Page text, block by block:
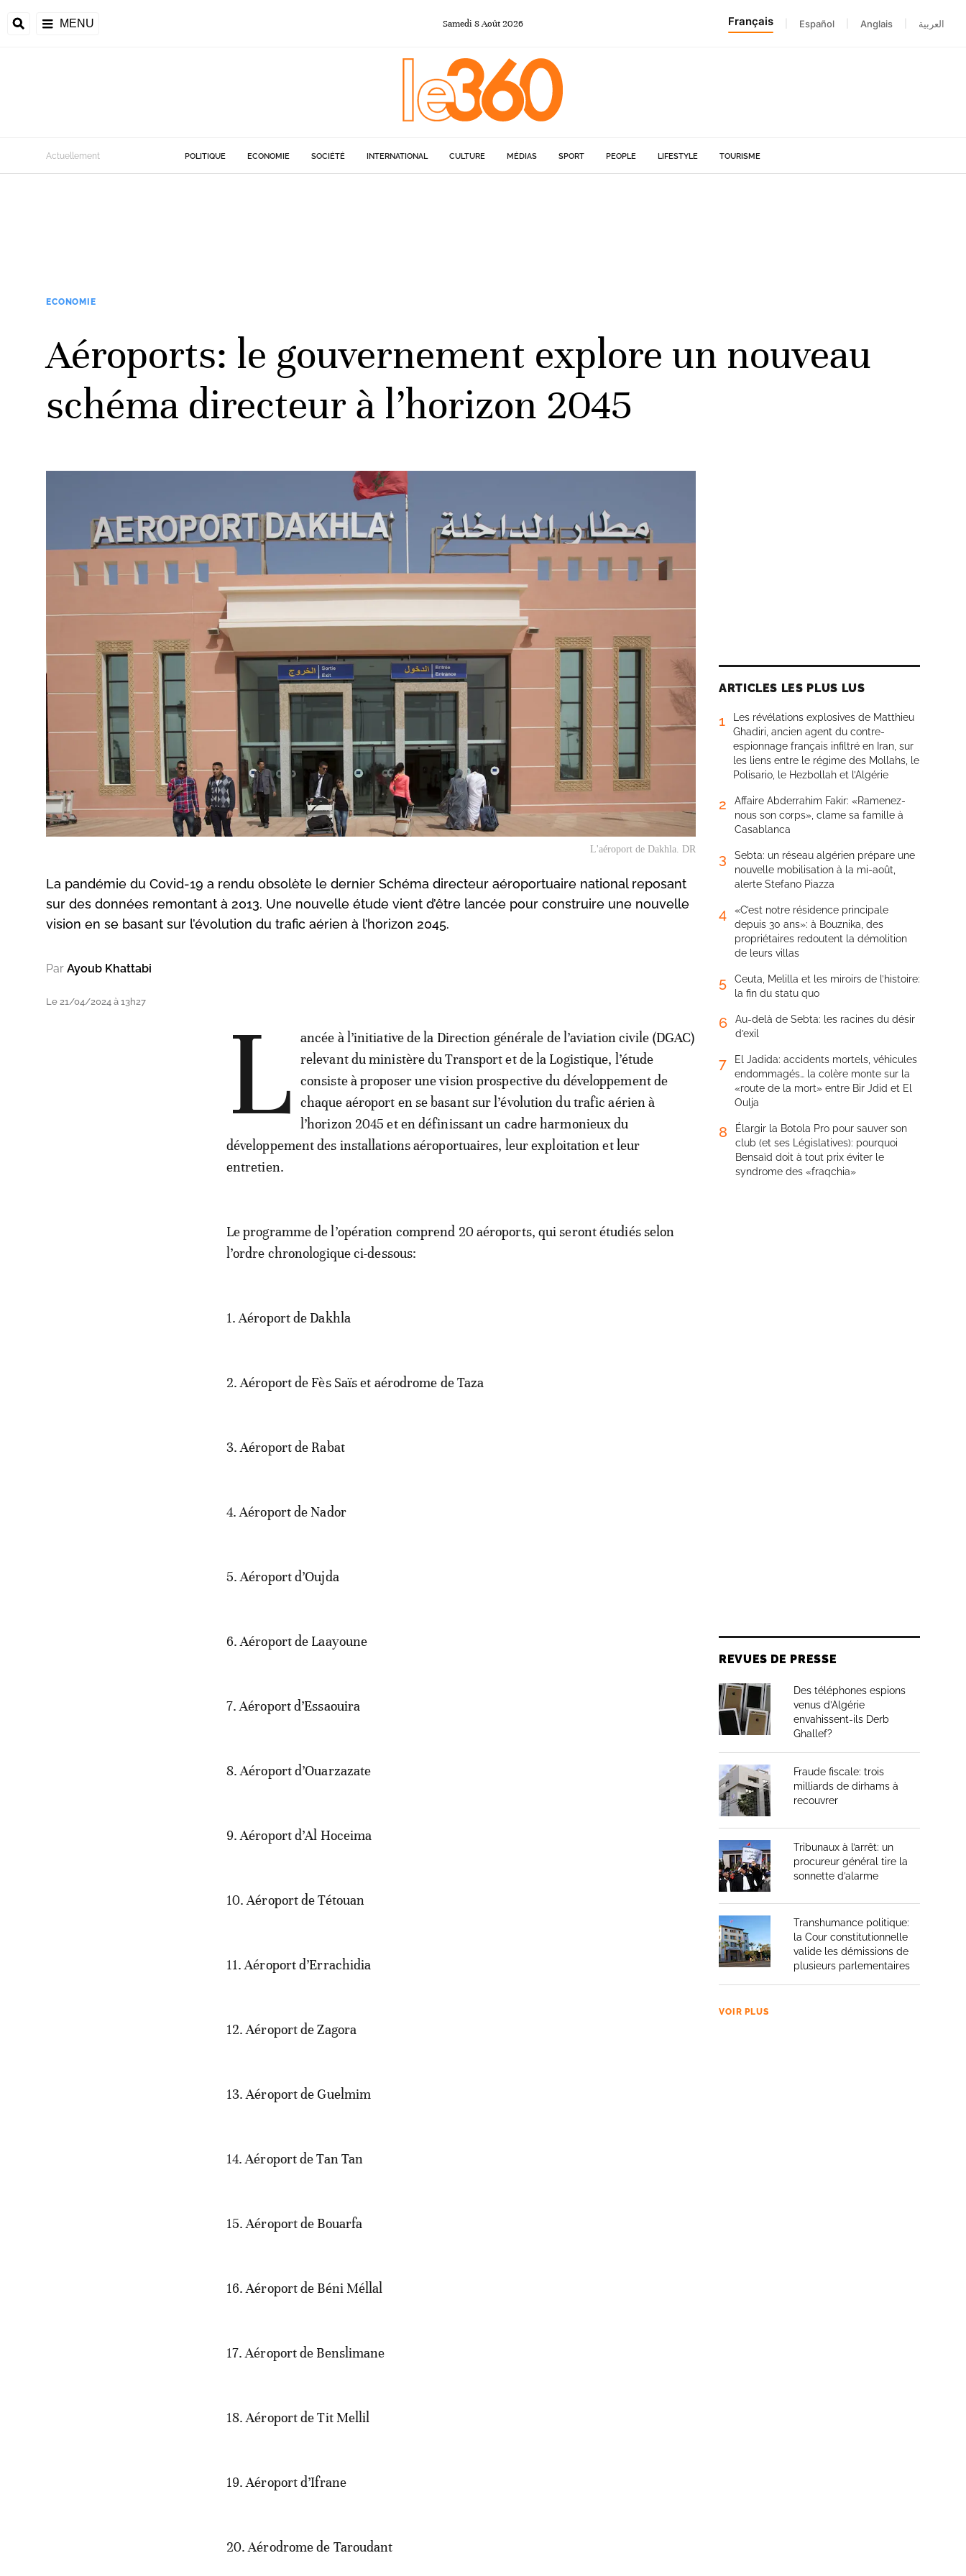
MENU Samedi 8Août2026 Français Español Anglais العربية
Actuellement POLITIQUE ECONOMIE SOCIÉTÉ INTERNATIONAL CULTURE MÉDIAS SPORT PEOPLE LIFESTYLE TOURISME
ECONOMIE
Aéroports: le gouvernement explore un nouveau
schéma directeur à l’horizon 2045
L'aéroport de Dakhla. DR
La pandémie du Covid-19 a rendu obsolète le dernier Schéma directeur aéroportuaire national reposant
sur des données remontant à 2013. Une nouvelle étude vient d’être lancée pour construire une nouvelle
vision en se basant sur l’évolution du trafic aérien à l’horizon 2045.
Par Ayoub Khattabi
Le 21/04/2024 à 13h27 L
ancée à l’initiative de la Direction générale de l’aviation civile (DGAC)
relevant du ministère du Transport et de la Logistique, l’étude
consiste à proposer une vision prospective du développement de
chaque aéroport en se basant sur l’évolution du trafic aérien à
l’horizon 2045 et en définissant un cadre harmonieux du
développement des installations aéroportuaires, leur exploitation et leur
entretien.
Le programme de l’opération comprend 20 aéroports, qui seront étudiés selon
l’ordre chronologique ci-dessous:
1. Aéroport de Dakhla
2. Aéroport de Fès Saïs et aérodrome de Taza
3. Aéroport de Rabat
4. Aéroport de Nador
5. Aéroport d’Oujda
6. Aéroport de Laayoune
7. Aéroport d’Essaouira
8. Aéroport d’Ouarzazate
9. Aéroport d’Al Hoceima
10. Aéroport de Tétouan
11. Aéroport d’Errachidia
12. Aéroport de Zagora
13. Aéroport de Guelmim
14. Aéroport de Tan Tan
15. Aéroport de Bouarfa
16. Aéroport de Béni Méllal
17. Aéroport de Benslimane
18. Aéroport de Tit Mellil
19. Aéroport d’Ifrane
20. Aérodrome de Taroudant
ARTICLES LES PLUS LUS
1
Les révélations explosives de Matthieu
Ghadiri, ancien agent du contre-
espionnage français infiltré en Iran, sur
les liens entre le régime des Mollahs, le
Polisario, le Hezbollah et l’Algérie
2
Affaire Abderrahim Fakir: «Ramenez-
nous son corps», clame sa famille à
Casablanca
3
Sebta: un réseau algérien prépare une
nouvelle mobilisation à la mi-août,
alerte Stefano Piazza
4
«C’est notre résidence principale
depuis 30 ans»: à Bouznika, des
propriétaires redoutent la démolition
de leurs villas
5
Ceuta, Melilla et les miroirs de l’histoire:
la fin du statu quo
6
Au-delà de Sebta: les racines du désir
d’exil
7
El Jadida: accidents mortels, véhicules
endommagés… la colère monte sur la
«route de la mort» entre Bir Jdid et El
Oulja
8
Élargir la Botola Pro pour sauver son
club (et ses Législatives): pourquoi
Bensaïd doit à tout prix éviter le
syndrome des «fraqchia»
REVUES DE PRESSE
Des téléphones espions
venus d’Algérie
envahissent-ils Derb
Ghallef?
Fraude fiscale: trois
milliards de dirhams à
recouvrer
Tribunaux à l’arrêt: un
procureur général tire la
sonnette d’alarme
Transhumance politique:
la Cour constitutionnelle
valide les démissions de
plusieurs parlementaires
VOIR PLUS